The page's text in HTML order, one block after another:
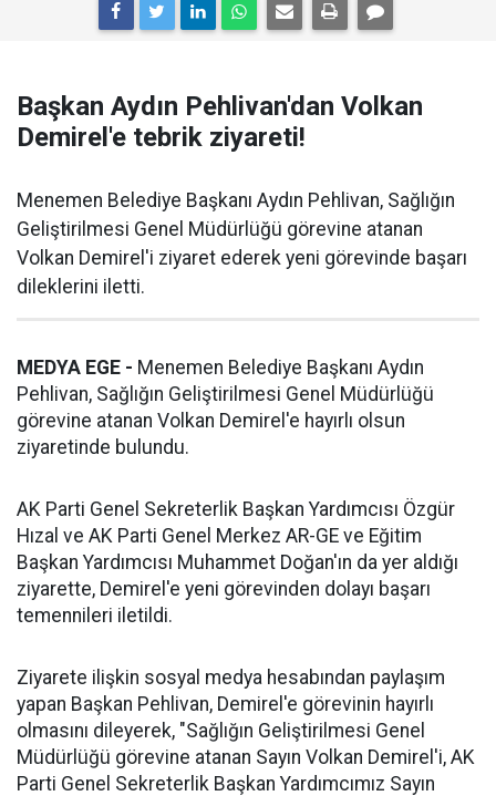
Başkan Aydın Pehlivan'dan Volkan
Demirel'e tebrik ziyareti!
Menemen Belediye Başkanı Aydın Pehlivan, Sağlığın
Geliştirilmesi Genel Müdürlüğü görevine atanan
Volkan Demirel'i ziyaret ederek yeni görevinde başarı
dileklerini iletti.
MEDYA EGE - Menemen Belediye Başkanı Aydın
Pehlivan, Sağlığın Geliştirilmesi Genel Müdürlüğü
görevine atanan Volkan Demirel'e hayırlı olsun
ziyaretinde bulundu.
AK Parti Genel Sekreterlik Başkan Yardımcısı Özgür
Hızal ve AK Parti Genel Merkez AR-GE ve Eğitim
Başkan Yardımcısı Muhammet Doğan'ın da yer aldığı
ziyarette, Demirel'e yeni görevinden dolayı başarı
temennileri iletildi.
Ziyarete ilişkin sosyal medya hesabından paylaşım
yapan Başkan Pehlivan, Demirel'e görevinin hayırlı
olmasını dileyerek, "Sağlığın Geliştirilmesi Genel
Müdürlüğü görevine atanan Sayın Volkan Demirel'i, AK
Parti Genel Sekreterlik Başkan Yardımcımız Sayın